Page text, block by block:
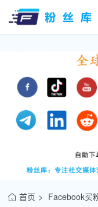
首页
Facebook买